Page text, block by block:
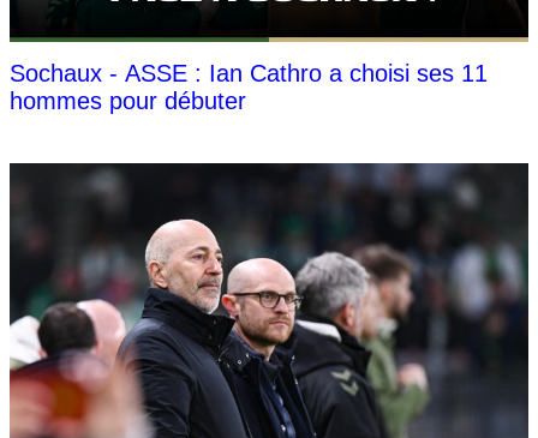
Sochaux - ASSE : Ian Cathro a choisi ses 11
hommes pour débuter